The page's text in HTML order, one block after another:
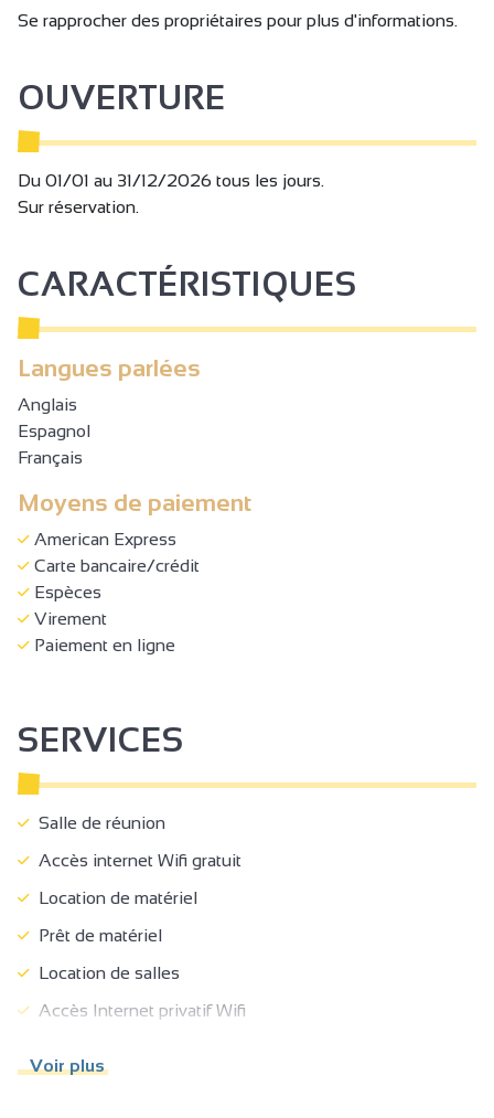
chambres doubles.
cœur de la Vallée du Doux en Ardèche Verte, à moins de
l’Hermitage, au pied des collines et des vignobles
renommés de cette magnifique région touristique.
Se rapprocher des propriétaires pour plus d'informations.
OUVERTURE
Du 01/01 au 31/12/2026 tous les jours.
Sur réservation.
CARACTÉRISTIQUES
Langues parlées
Anglais
Espagnol
Français
Moyens de paiement
American Express
Carte bancaire/crédit
Espèces
Virement
Paiement en ligne
SERVICES
Salle de réunion
Accès internet Wifi gratuit
Location de matériel
Prêt de matériel
Location de salles
Accès Internet privatif Wifi
Voir plus